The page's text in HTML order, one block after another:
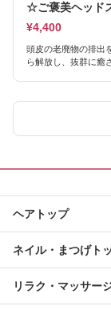
☆ご褒美ヘッド
¥4,400
頭皮の老廃物の排出
ら解放し、抜群に癒
ヘアトップ
ネイル・まつげト
リラク・マッサー